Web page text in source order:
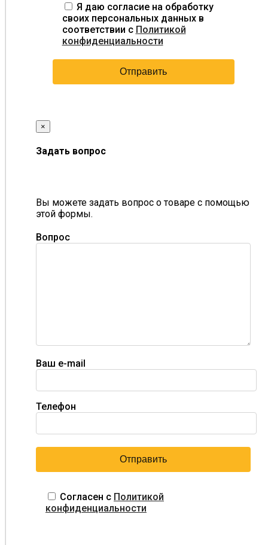
Я даю согласие на обработку
своих персональных данных в
соответствии с Политикой
конфиденциальности
×
Задать вопрос
Вы можете задать вопрос о товаре с помощью
этой формы.
Вопрос
Ваш e-mail
Телефон
Согласен с Политикой
конфиденциальности